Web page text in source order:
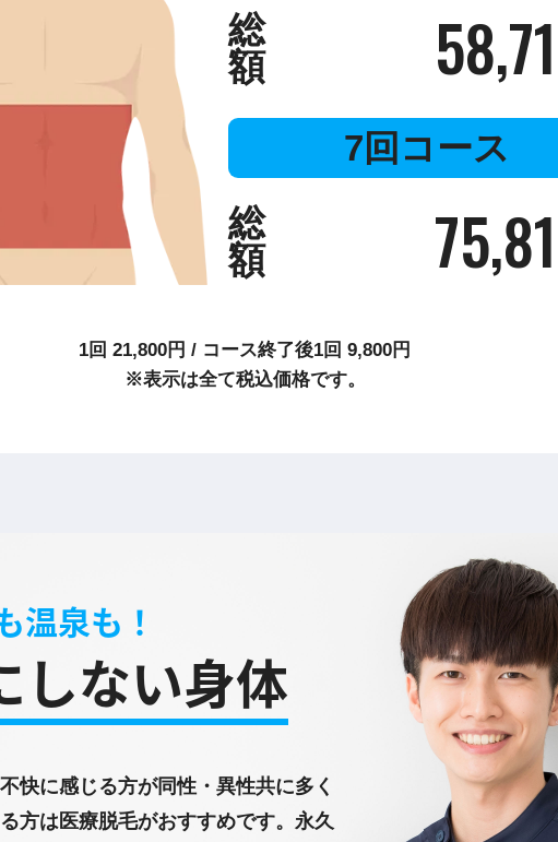
総
額
7回コース
総
額
1回 21,800円 / コース終了後1回 9,800円
※表示は全て税込価格です。
温泉も！
しない身体
快に感じる方が同性・異性共に多く
方は医療脱毛がおすすめです。永久